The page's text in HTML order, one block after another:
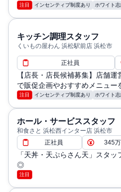
通勤・住居に関する補足: 寮
オパレスなどでの借上社宅）
転勤補助手当（通勤距離によ
合）
がら個性を活かせるチャンスで
注目 インセンティブ制度あり ホワイト志
キッチン調理スタッフ
くいもの屋わん 浜松駅前店 浜松市
正社員
【店長・店長候補募集】店舗
で販促企画やおすすめメニュー
がら個性を活かせるチャンスで
注目 インセンティブ制度あり ホワイト志
ホール・サービススタッフ
和食さと 浜松西インター店 浜松市
正社員
345
「天丼・天ぷらさん天」スタ
◎
注目